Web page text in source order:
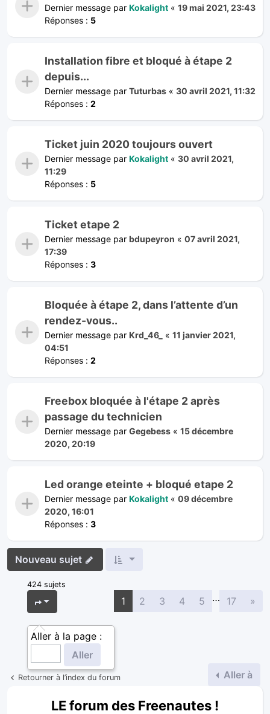
Dernier message par Kokalight « 19 mai 2021, 23:43
Réponses : 5
Installation fibre et bloqué à étape 2
depuis...
Dernier message par Tuturbas « 30 avril 2021, 11:32
Réponses : 2
Ticket juin 2020 toujours ouvert
Dernier message par Kokalight « 30 avril 2021,
11:29
Réponses : 5
Ticket etape 2
Dernier message par bdupeyron « 07 avril 2021,
17:39
Réponses : 3
Bloquée à étape 2, dans l’attente d’un
rendez-vous..
Dernier message par Krd_46_ « 11 janvier 2021,
04:51
Réponses : 2
Freebox bloquée à l'étape 2 après
passage du technicien
Dernier message par Gegebess « 15 décembre
2020, 20:19
Led orange eteinte + bloqué etape 2
Dernier message par Kokalight « 09 décembre
2020, 16:01
Réponses : 3
Nouveau sujet
424 sujets
Page
Aller à la page :
1 2 3 4 5 … 17 »
Retourner à l’index du forum Aller à
LE forum des Freenautes !